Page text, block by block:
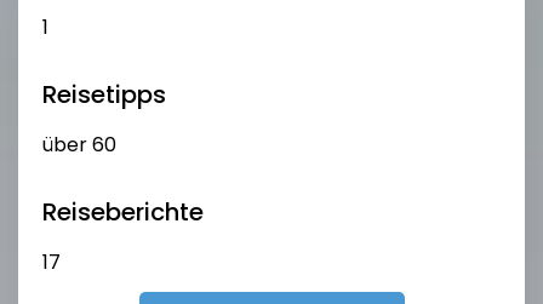
Reisetipps
Reiseberichte